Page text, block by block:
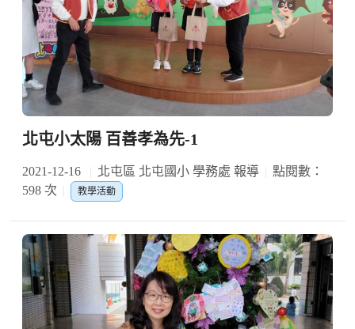
北屯小太陽 百善孝為先-1
2021-12-16 北屯區 北屯國小 學務處 報導
點閱數：
598 次
教學活動